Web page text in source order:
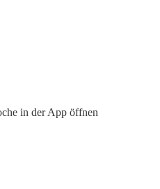
in der App öffnen